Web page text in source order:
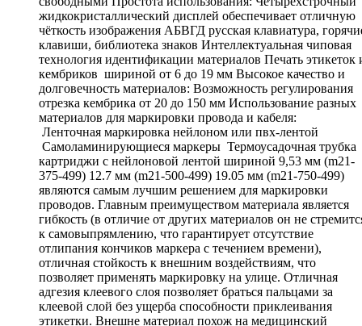
жидкокристаллический дисплей обеспечивает отличную
чёткость изображения АБВГД русская клавиатура,
клавиши, библиотека знаков Интеллектуальная чиповая
технология идентификации материалов Печать этикеток
кембриков шириной от 6 до 19 мм Высокое качество и
долговечность материалов: Возможность регулирования
отрезка кембрика от 20 до 150 мм Использование разных
материалов для маркировки провода и кабеля:
Ленточная маркировка нейлоном или пвх-лентой
Самоламинирующиеся маркеры Термоусадочная трубка
картриджи с нейлоновой лентой шириной 9,53 мм (m21-
375-499) 12.7 мм (m21-500-499) 19.05 мм (m21-750-499)
являются самым лучшим решением для маркировки
проводов. Главным преимуществом материала является
гибкость (в отличие от других материалов он не
к самовыпрямлению, что гарантирует отсутствие
отлипания кончиков маркера с течением времени),
отличная стойкость к внешним воздействиям, что
позволяет применять маркировку на улице. Отличная
адгезия клеевого слоя позволяет браться пальцами за
клеевой слой без ущерба способности приклеивания
этикетки. Внешне материал похож на медицинский